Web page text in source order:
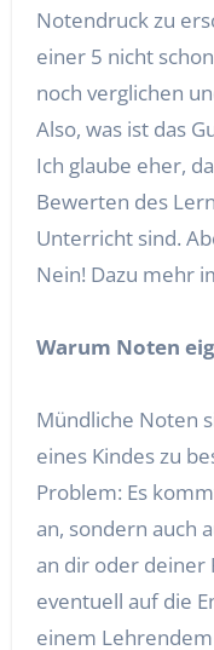
Notendruck zu
einer 5 nicht
noch verglichen
Also, was ist das
Ich glaube eher,
Bewerten des
Unterricht sind.
Nein! Dazu mehr
Warum Noten
Mündliche Noten
eines Kindes zu
Problem: Es
an, sondern auch
an dir oder deiner
eventuell auf die
einem